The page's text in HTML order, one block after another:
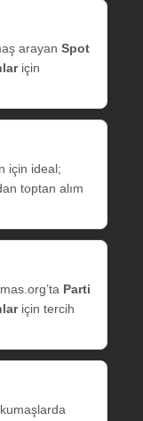
arayan Spot
için
için ideal;
toptan alım
Parti
için tercih